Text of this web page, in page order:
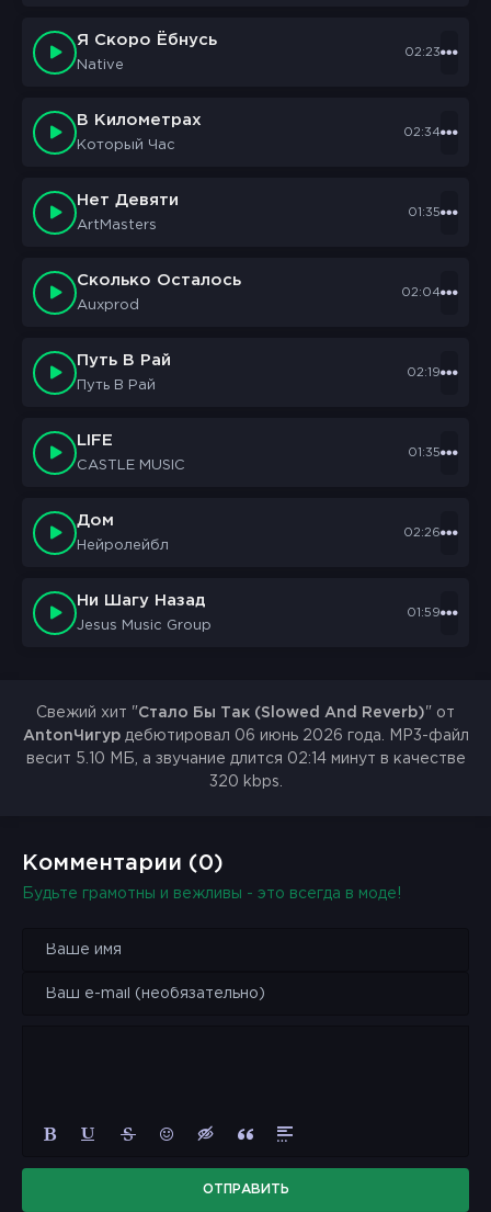
Я Скоро Ёбнусь
Native
02:23
В Километрах
Который Час
02:34
Нет Девяти
ArtMasters
01:35
Сколько Осталось
Auxprod
02:04
Путь В Рай
Путь В Рай
02:19
LIFE
CASTLE MUSIC
01:35
Дом
Нейролейбл
02:26
Ни Шагу Назад
Jesus Music Group
01:59
Свежий хит "Стало Бы Так (Slowed And Reverb)" от
AntonЧигурдебютировал 06 июнь 2026 года. MP3-файл
весит 5.10 МБ, а звучание длится 02:14 минут в качестве
320 kbps.
Комментарии (0)
Будьте грамотны и вежливы - это всегда в моде!
ОТПРАВИТЬ